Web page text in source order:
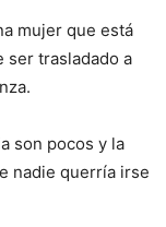
mujer que está
ser trasladado a
son pocos y la
nadie querría irse